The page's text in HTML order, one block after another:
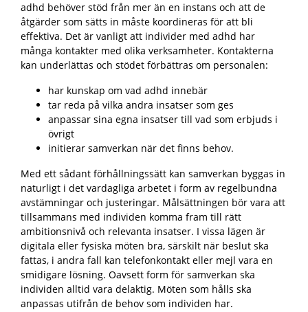
adhd behöver stöd från mer än en instans och att de
åtgärder som sätts in måste koordineras för att bli
effektiva. Det är vanligt att individer med adhd har
många kontakter med olika verksamheter. Kontakterna
kan underlättas och stödet förbättras om personalen:
har kunskap om vad adhd innebär
tar reda på vilka andra insatser som ges
anpassar sina egna insatser till vad som erbjuds i
övrigt
initierar samverkan när det finns behov.
Med ett sådant förhållningssätt kan samverkan byggas in
naturligt i det vardagliga arbetet i form av regelbundna
avstämningar och justeringar. Målsättningen bör vara att
tillsammans med individen komma fram till rätt
ambitionsnivå och relevanta insatser. I vissa lägen är
digitala eller fysiska möten bra, särskilt när beslut ska
fattas, i andra fall kan telefonkontakt eller mejl vara en
smidigare lösning. Oavsett form för samverkan ska
individen alltid vara delaktig. Möten som hålls ska
anpassas utifrån de behov som individen har.